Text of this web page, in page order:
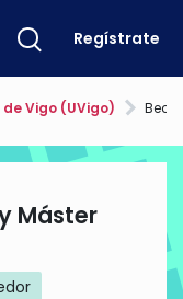
Regístrate
Vigo (UVigo)
Máster